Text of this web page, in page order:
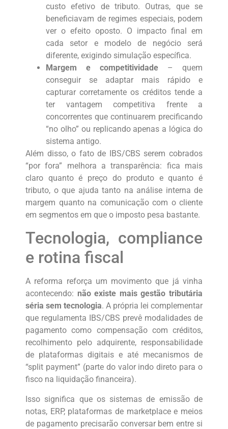
custo efetivo de tributo. Outras, que se
beneficiavam de regimes especiais, podem
ver o efeito oposto. O impacto final em
cada setor e modelo de negócio será
diferente, exigindo simulação específica.
Margem e competitividade – quem
conseguir se adaptar mais rápido e
capturar corretamente os créditos tende a
ter vantagem competitiva frente a
concorrentes que continuarem precificando
“no olho” ou replicando apenas a lógica do
sistema antigo.
Além disso, o fato de IBS/CBS serem cobrados
“por fora” melhora a transparência: fica mais
claro quanto é preço do produto e quanto é
tributo, o que ajuda tanto na análise interna de
margem quanto na comunicação com o cliente
em segmentos em que o imposto pesa bastante.
Tecnologia, compliance
e rotina fiscal
A reforma reforça um movimento que já vinha
acontecendo: não existe mais gestão tributária
séria sem tecnologia. A própria lei complementar
que regulamenta IBS/CBS prevê modalidades de
pagamento como compensação com créditos,
recolhimento pelo adquirente, responsabilidade
de plataformas digitais e até mecanismos de
“split payment” (parte do valor indo direto para o
fisco na liquidação financeira).
Isso significa que os sistemas de emissão de
notas, ERP, plataformas de marketplace e meios
de pagamento precisarão conversar bem entre si